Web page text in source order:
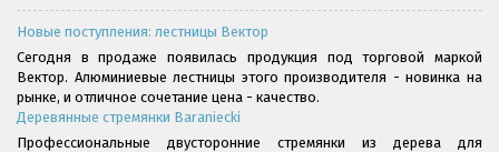
Новые поступления: лестницы Вектор
Сегодня в продаже появилась продукция под торговой маркой
Вектор. Алюминиевые лестницы этого производителя - новинка на
рынке, и отличное сочетание цена - качество.
Деревянные стремянки Baraniecki
Профессиональные двусторонние стремянки из дерева для